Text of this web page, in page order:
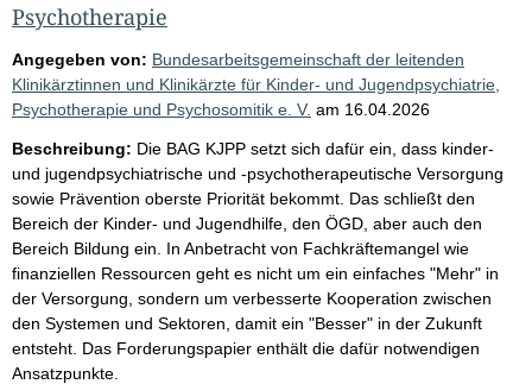
Psychotherapie
Angegeben von: Bundesarbeitsgemeinschaft der leitenden
Klinikärztinnen und Klinikärzte für Kinder- und Jugendpsychiatrie,
Psychotherapie und Psychosomitik e. V. am 16.04.2026
Beschreibung: Die BAG KJPP setzt sich dafür ein, dass kinder-
und jugendpsychiatrische und -psychotherapeutische Versorgung
sowie Prävention oberste Priorität bekommt. Das schließt den
Bereich der Kinder- und Jugendhilfe, den ÖGD, aber auch den
Bereich Bildung ein. In Anbetracht von Fachkräftemangel wie
finanziellen Ressourcen geht es nicht um ein einfaches "Mehr" in
der Versorgung, sondern um verbesserte Kooperation zwischen
den Systemen und Sektoren, damit ein "Besser" in der Zukunft
entsteht. Das Forderungspapier enthält die dafür notwendigen
Ansatzpunkte.